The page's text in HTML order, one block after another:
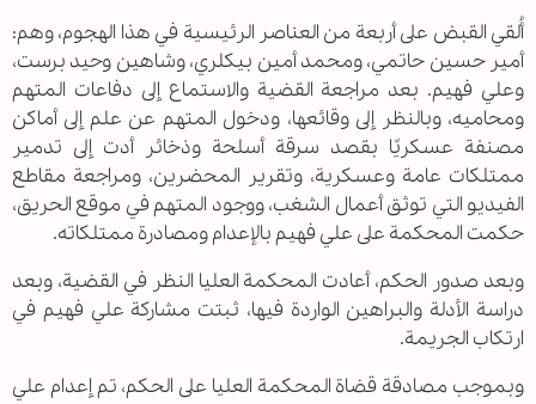
أُلقي القبض على أربعة من العناصر الرئيسية في هذا الهجوم، وهم:
أمير حسين حاتمي، ومحمد أمين بيكلري، وشاهين وحيد برست،
وعلي فهيم. بعد مراجعة القضية والاستماع إلى دفاعات المتهم
ومحاميه، وبالنظر إلى وقائعها، ودخول المتهم عن علم إلى أماكن
مصنفة عسكريًا بقصد سرقة أسلحة وذخائر أدت إلى تدمير
ممتلكات عامة وعسكرية، وتقرير المحضرين، ومراجعة مقاطع
الفيديو التي توثق أعمال الشغب، ووجود المتهم في موقع الحريق،
حكمت المحكمة على علي فهيم بالإعدام ومصادرة ممتلكاته.
وبعد صدور الحكم، أعادت المحكمة العليا النظر في القضية، وبعد
دراسة الأدلة والبراهين الواردة فيها، ثبتت مشاركة علي فهيم في
ارتكاب الجريمة.
وبموجب مصادقة قضاة المحكمة العليا على الحكم، تم إعدام علي